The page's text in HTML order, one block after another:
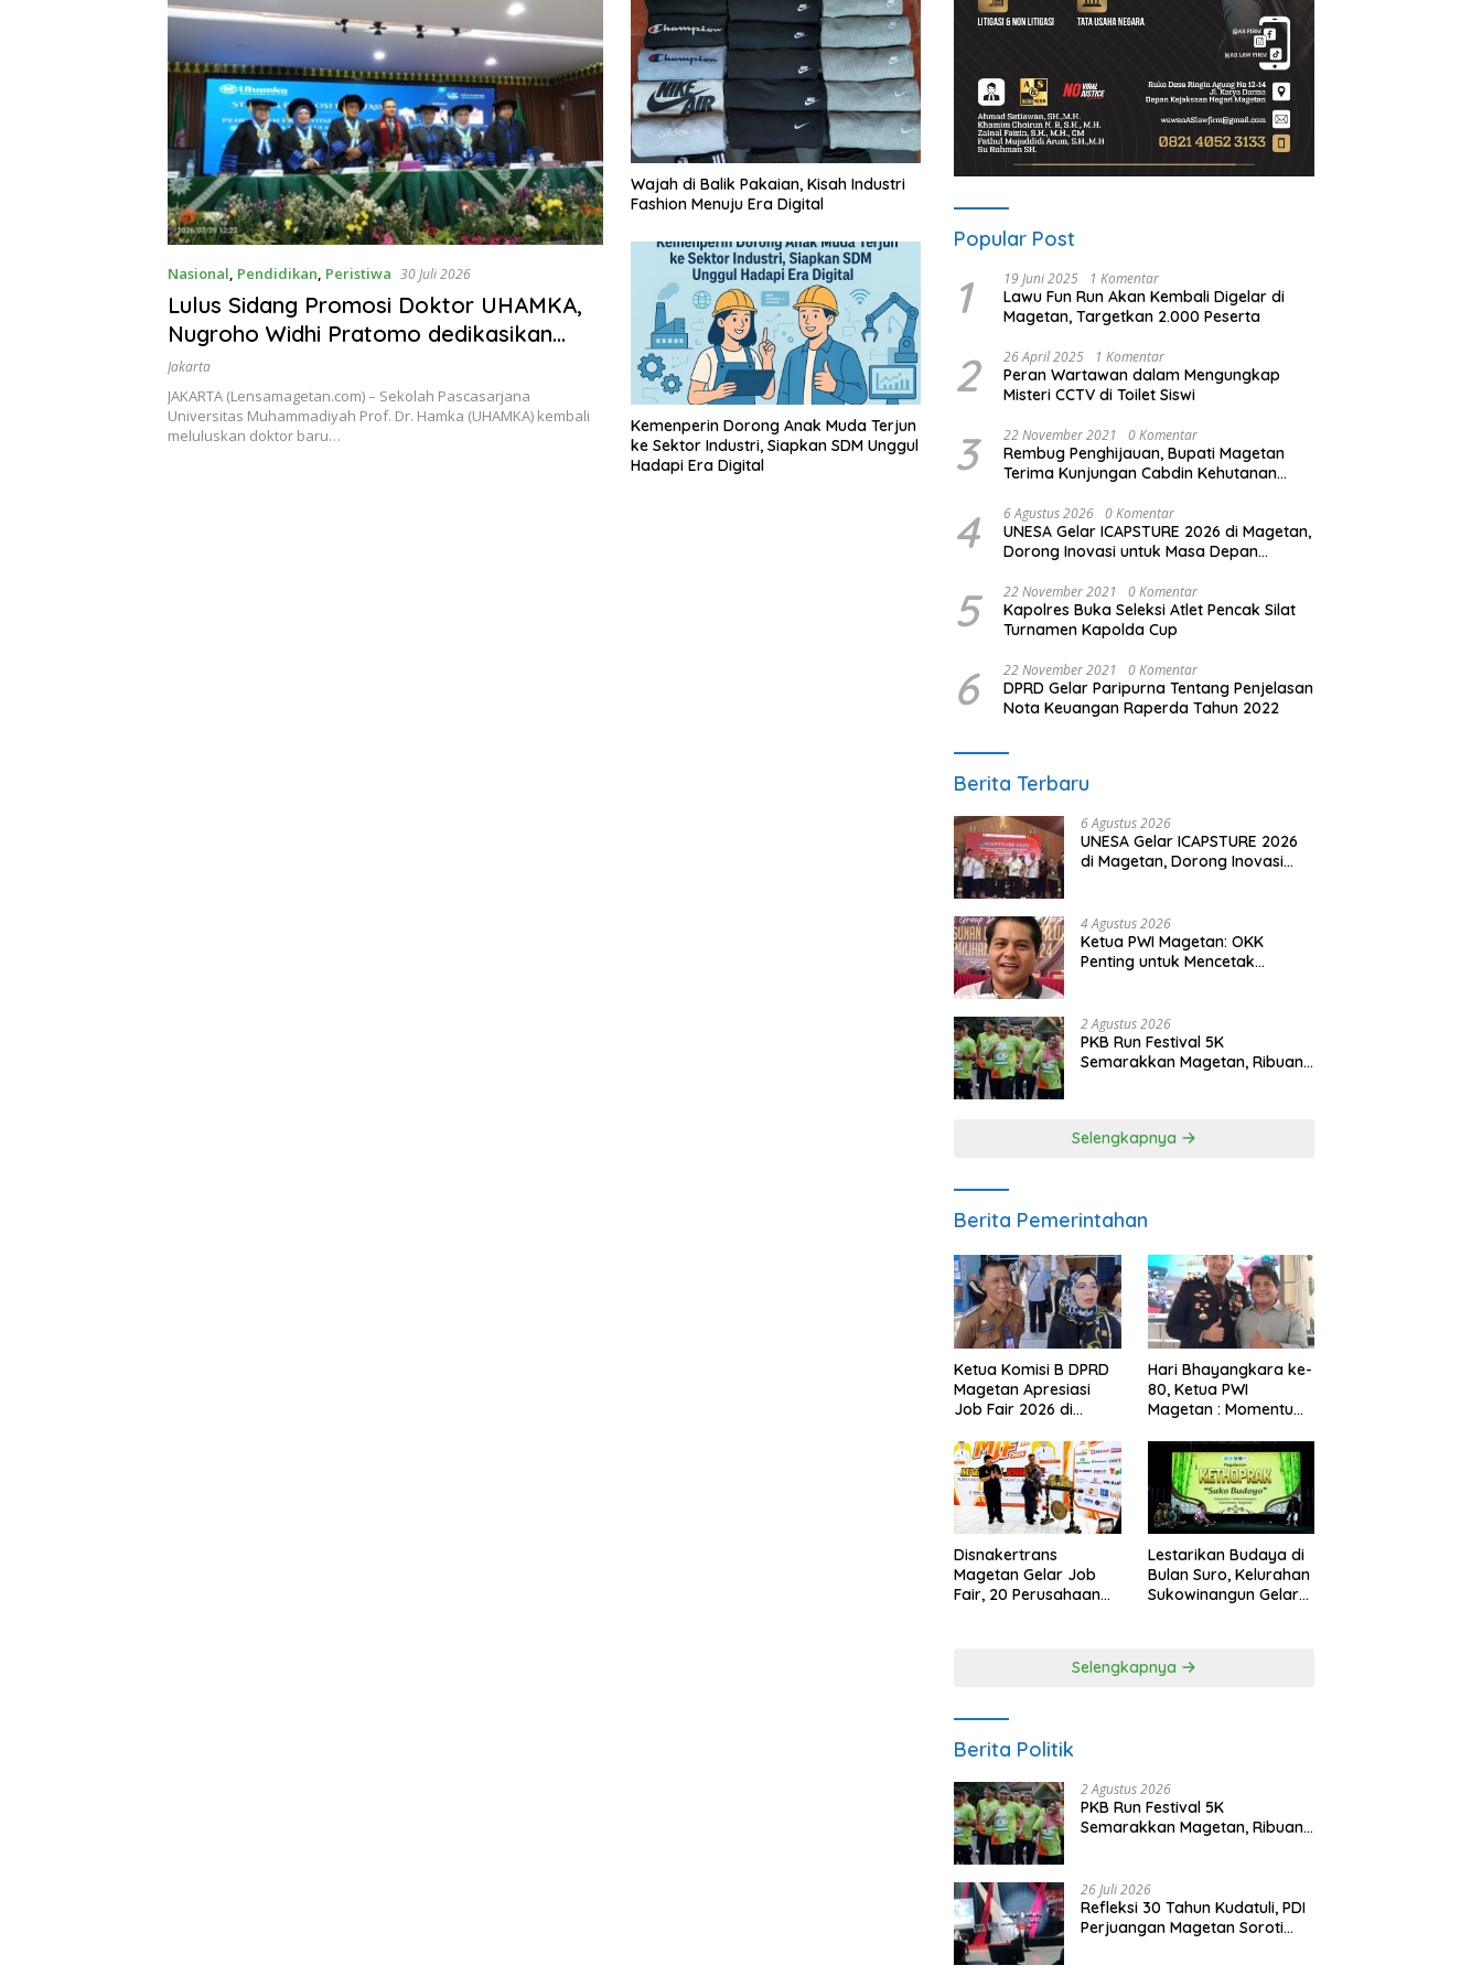
Nasional, Pendidikan, Peristiwa 30 Juli 2026
Lulus Sidang Promosi Doktor UHAMKA,
Nugroho Widhi Pratomo dedikasikan
Gelar Doktor untuk Keluarga dan
Institusinya
Jakarta
JAKARTA (Lensamagetan.com) – Sekolah Pascasarjana
Universitas Muhammadiyah Prof. Dr. Hamka (UHAMKA) kembali
meluluskan doktor baru…
Wajah di Balik Pakaian, Kisah Industri
Fashion Menuju Era Digital
Kemenperin Dorong Anak Muda Terjun
ke Sektor Industri, Siapkan SDM Unggul
Hadapi Era Digital
Popular Post
1 19 Juni 2025 1 Komentar
Lawu Fun Run Akan Kembali Digelar di
Magetan, Targetkan 2.000 Peserta
2 26 April 2025 1 Komentar
Peran Wartawan dalam Mengungkap
Misteri CCTV di Toilet Siswi
3 22 November 2021 0 Komentar
Rembug Penghijauan, Bupati Magetan
Terima Kunjungan Cabdin Kehutanan
4 6 Agustus 2026 0 Komentar
UNESA Gelar ICAPSTURE 2026 di Magetan,
Dorong Inovasi untuk Masa Depan
5 22 November 2021 0 Komentar
Kapolres Buka Seleksi Atlet Pencak Silat
Turnamen Kapolda Cup
6 22 November 2021 0 Komentar
DPRD Gelar Paripurna Tentang Penjelasan
Nota Keuangan Raperda Tahun 2022
Berita Terbaru
6 Agustus 2026
UNESA Gelar ICAPSTURE 2026
di Magetan, Dorong Inovasi
4 Agustus 2026
Ketua PWI Magetan: OKK
Penting untuk Mencetak
2 Agustus 2026
PKB Run Festival 5K
Semarakkan Magetan, Ribuan
Selengkapnya
Berita Pemerintahan
Ketua Komisi B DPRD
Magetan Apresiasi
Job Fair 2026 di
Anggaran
Hari Bhayangkara ke-
80, Ketua PWI
Magetan : Momentum
Kepercayaan Publik
Disnakertrans
Magetan Gelar Job
Fair, 20 Perusahaan
Lestarikan Budaya di
Bulan Suro, Kelurahan
Sukowinangun Gelar
Selengkapnya
Berita Politik
2 Agustus 2026
PKB Run Festival 5K
Semarakkan Magetan, Ribuan
26 Juli 2026
Refleksi 30 Tahun Kudatuli, PDI
Perjuangan Magetan Soroti